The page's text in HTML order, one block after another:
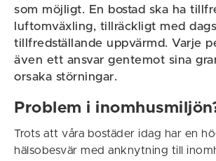
som möjligt. En bostad ska ha
luftomväxling, tillräckligt med
tillfredställande uppvärmd. Varje
även ett ansvar gentemot sina
orsaka störningar.
Problem i
Trots att våra bostäder idag har en
hälsobesvär med anknytning till